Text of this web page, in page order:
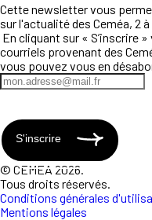
Cette newsletter vous
sur l'actualité des Ceméa, 2
En cliquant sur « S’inscrire
courriels provenant des
vous pouvez vous en
S'inscrire
© CEMEA 2026.
Tous droits réservés.
Conditions générales
Mentions légales